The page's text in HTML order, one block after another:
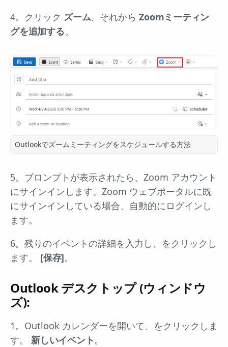
4。クリック ズーム、それからZoomミーティン
グを追加する。
Outlookでズームミーティングをスケジュールする方法
5。プロンプトが表示されたら、Zoom アカウント
にサインインします。Zoom ウェブポータルに既
にサインインしている場合、自動的にログインし
ます。
6。残りのイベントの詳細を入力し、をクリックし
ます。 [保存]。
Outlook デスクトップ (ウィンドウ
ズ):
1。Outlook カレンダーを開いて、をクリックしま
す。 新しいイベント。